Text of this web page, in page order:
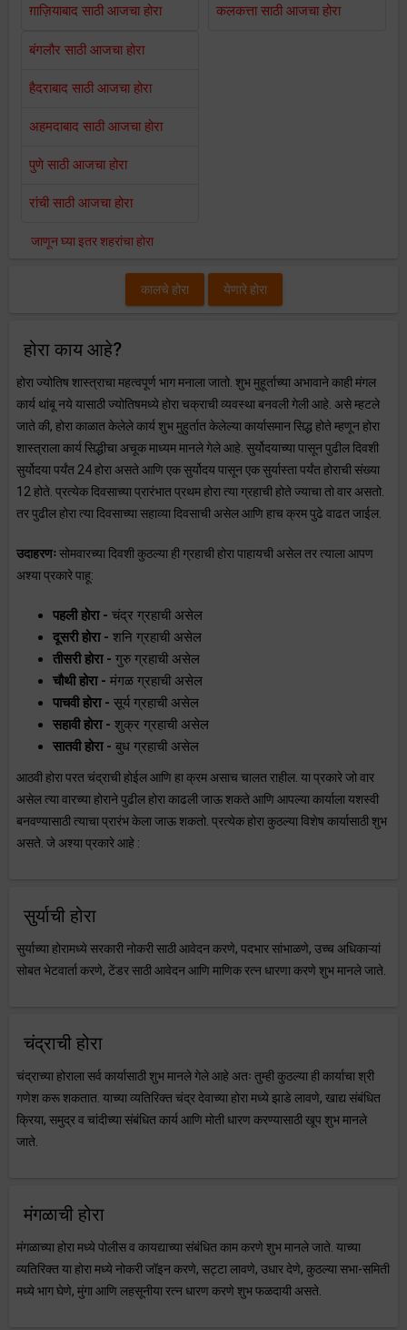
ग़ाज़ियाबाद साठी आजचा होरा कलकत्ता साठी आजचा होरा
बंगलौर साठी आजचा होरा
हैदराबाद साठी आजचा होरा
अहमदाबाद साठी आजचा होरा
पुणे साठी आजचा होरा
रांची साठी आजचा होरा
जाणून घ्या इतर शहरांचा होरा
कालचे होरा येणारे होरा
होरा काय आहे?
होरा ज्योतिष शास्त्राचा महत्वपूर्ण भाग मनाला जातो. शुभ मुहूर्ताच्या अभावाने काही मंगल
कार्य थांबू नये यासाठी ज्योतिषमध्ये होरा चक्राची व्यवस्था बनवली गेली आहे. असे म्हटले
जाते की, होरा काळात केलेले कार्य शुभ मुहुर्तात केलेल्या कार्यासमान सिद्ध होते म्हणून होरा
शास्त्राला कार्य सिद्धीचा अचूक माध्यम मानले गेले आहे. सुर्योदयाच्या पासून पुढील दिवशी
सुर्योदया पर्यंत 24 होरा असते आणि एक सुर्योदय पासून एक सुर्यास्ता पर्यंत होराची संख्या
12 होते. प्रत्येक दिवसाच्या प्रारंभात प्रथम होरा त्या ग्रहाची होते ज्याचा तो वार असतो.
तर पुढील होरा त्या दिवसाच्या सहाव्या दिवसाची असेल आणि हाच क्रम पुढे वाढत जाईल.
उदाहरणःसोमवारच्या दिवशी कुठल्या ही ग्रहाची होरा पाहायची असेल तर त्याला आपण
अश्या प्रकारे पाहू:
पहली होरा - चंद्र ग्रहाची असेल
दूसरी होरा - शनि ग्रहाची असेल
तीसरी होरा - गुरु ग्रहाची असेल
चौथी होरा - मंगळ ग्रहाची असेल
पाचवी होरा - सूर्य ग्रहाची असेल
सहावी होरा - शुक्र ग्रहाची असेल
सातवी होरा - बुध ग्रहाची असेल
आठवी होरा परत चंद्राची होईल आणि हा क्रम असाच चालत राहील. या प्रकारे जो वार
असेल त्या वारच्या होराने पुढील होरा काढली जाऊ शकते आणि आपल्या कार्याला यशस्वी
बनवण्यासाठी त्याचा प्रारंभ केला जाऊ शकतो. प्रत्येक होरा कुठल्या विशेष कार्यासाठी शुभ
असते. जे अश्या प्रकारे आहे :
सुर्याची होरा
सुर्याच्या होरामध्ये सरकारी नोकरी साठी आवेदन करणे, पदभार सांभाळणे, उच्च अधिकाऱ्यां
सोबत भेटवार्ता करणे, टेंडर साठी आवेदन आणि माणिक रत्न धारणा करणे शुभ मानले जाते.
चंद्राची होरा
चंद्राच्या होराला सर्व कार्यासाठी शुभ मानले गेले आहे अतः तुम्ही कुठल्या ही कार्याचा श्री
गणेश करू शकतात. याच्या व्यतिरिक्त चंद्र देवाच्या होरा मध्ये झाडे लावणे, खाद्य संबंधित
क्रिया, समुद्र व चांदीच्या संबंधित कार्य आणि मोती धारण करण्यासाठी खूप शुभ मानले
जाते.
मंगळाची होरा
मंगळाच्या होरा मध्ये पोलीस व कायद्याच्या संबंधित काम करणे शुभ मानले जाते. याच्या
व्यतिरिक्त या होरा मध्ये नोकरी जॉइन करणे, सट्टा लावणे, उधार देणे, कुठल्या सभा-समिती
मध्ये भाग घेणे, मुंगा आणि लहसूनीया रत्न धारण करणे शुभ फळदायी असते.